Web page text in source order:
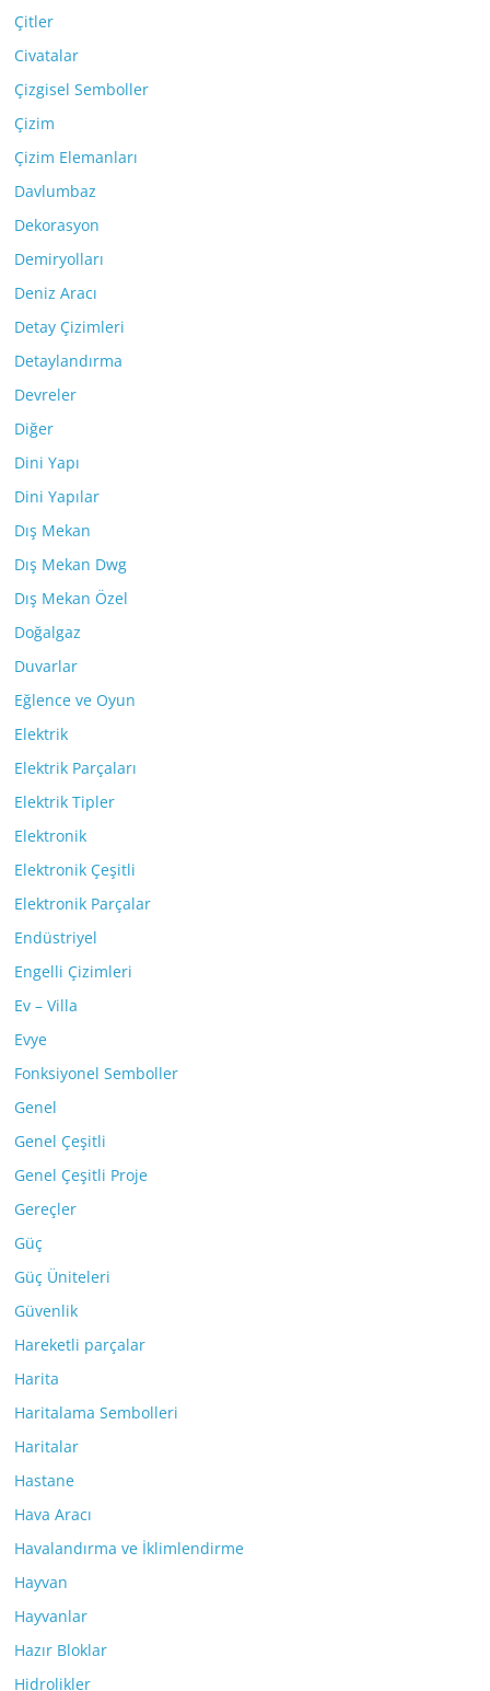
Çitler
Civatalar
Çizgisel Semboller
Çizim
Çizim Elemanları
Davlumbaz
Dekorasyon
Demiryolları
Deniz Aracı
Detay Çizimleri
Detaylandırma
Devreler
Diğer
Dini Yapı
Dini Yapılar
Dış Mekan
Dış Mekan Dwg
Dış Mekan Özel
Doğalgaz
Duvarlar
Eğlence ve Oyun
Elektrik
Elektrik Parçaları
Elektrik Tipler
Elektronik
Elektronik Çeşitli
Elektronik Parçalar
Endüstriyel
Engelli Çizimleri
Ev – Villa
Evye
Fonksiyonel Semboller
Genel
Genel Çeşitli
Genel Çeşitli Proje
Gereçler
Güç
Güç Üniteleri
Güvenlik
Hareketli parçalar
Harita
Haritalama Sembolleri
Haritalar
Hastane
Hava Aracı
Havalandırma ve İklimlendirme
Hayvan
Hayvanlar
Hazır Bloklar
Hidrolikler